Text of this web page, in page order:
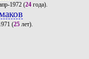
1972(24года).
(25лет).